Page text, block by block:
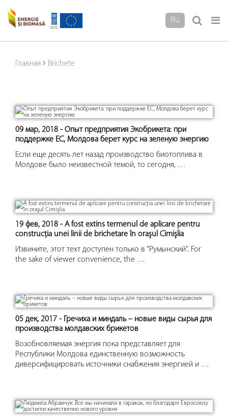
Ru
Главная Brichete
09 мар, 2018 - Опыт предприятия Экобрикета: при
поддержке ЕС, Молдова берет курс на зеленую энергию
Если еще десять лет назад производство биотоплива в
Молдове было неизвестной темой, то сегодня, …
19 фев, 2018 - A fost extins termenul de aplicare pentru
construcţia unei linii de brichetare în oraşul Cimişlia
Извините, этот техт доступен только в “Румынский”. For
the sake of viewer convenience, the …
05 дек, 2017 - Гречиха и миндаль – новые виды сырья для
производства молдавских брикетов
Возобновляемая энергия пока представляет для
Республики Молдова единственную возможность
диверсифицировать источники снабжения энергией и …